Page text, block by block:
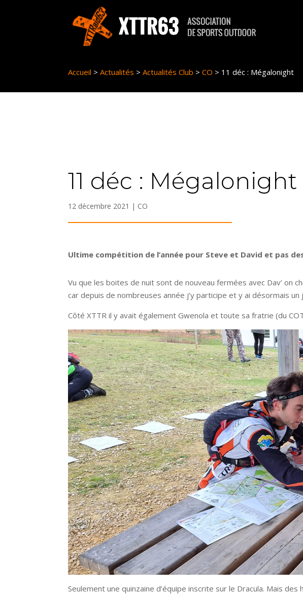
Accueil >Actualités >Actualités Club >CO > 11 déc : Mégalonight
11 déc : Mégalonight
12 décembre 2021 | CO
Ultime compétition de l’année pour Steve et David et pas
Vu que les boites de nuit sont de nouveau fermées avec Dav’ on
car depuis de nombreuses année j’y participe et y ai désormais
Côté XTTR il y avait également Gwenola et toute sa fratrie (du
Seulement une quinzaine d’équipe inscrite sur le Dracula. Mais
Panneau de gestion des cookies